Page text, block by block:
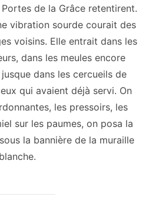
de la Grâce retentirent.
vibration sourde courait des
voisins. Elle entrait dans les
dans les meules encore
dans les cercueils de
qui avaient déjà servi. On
les pressoirs, les
sur les paumes, on posa la
la bannière de la muraille
blanche.